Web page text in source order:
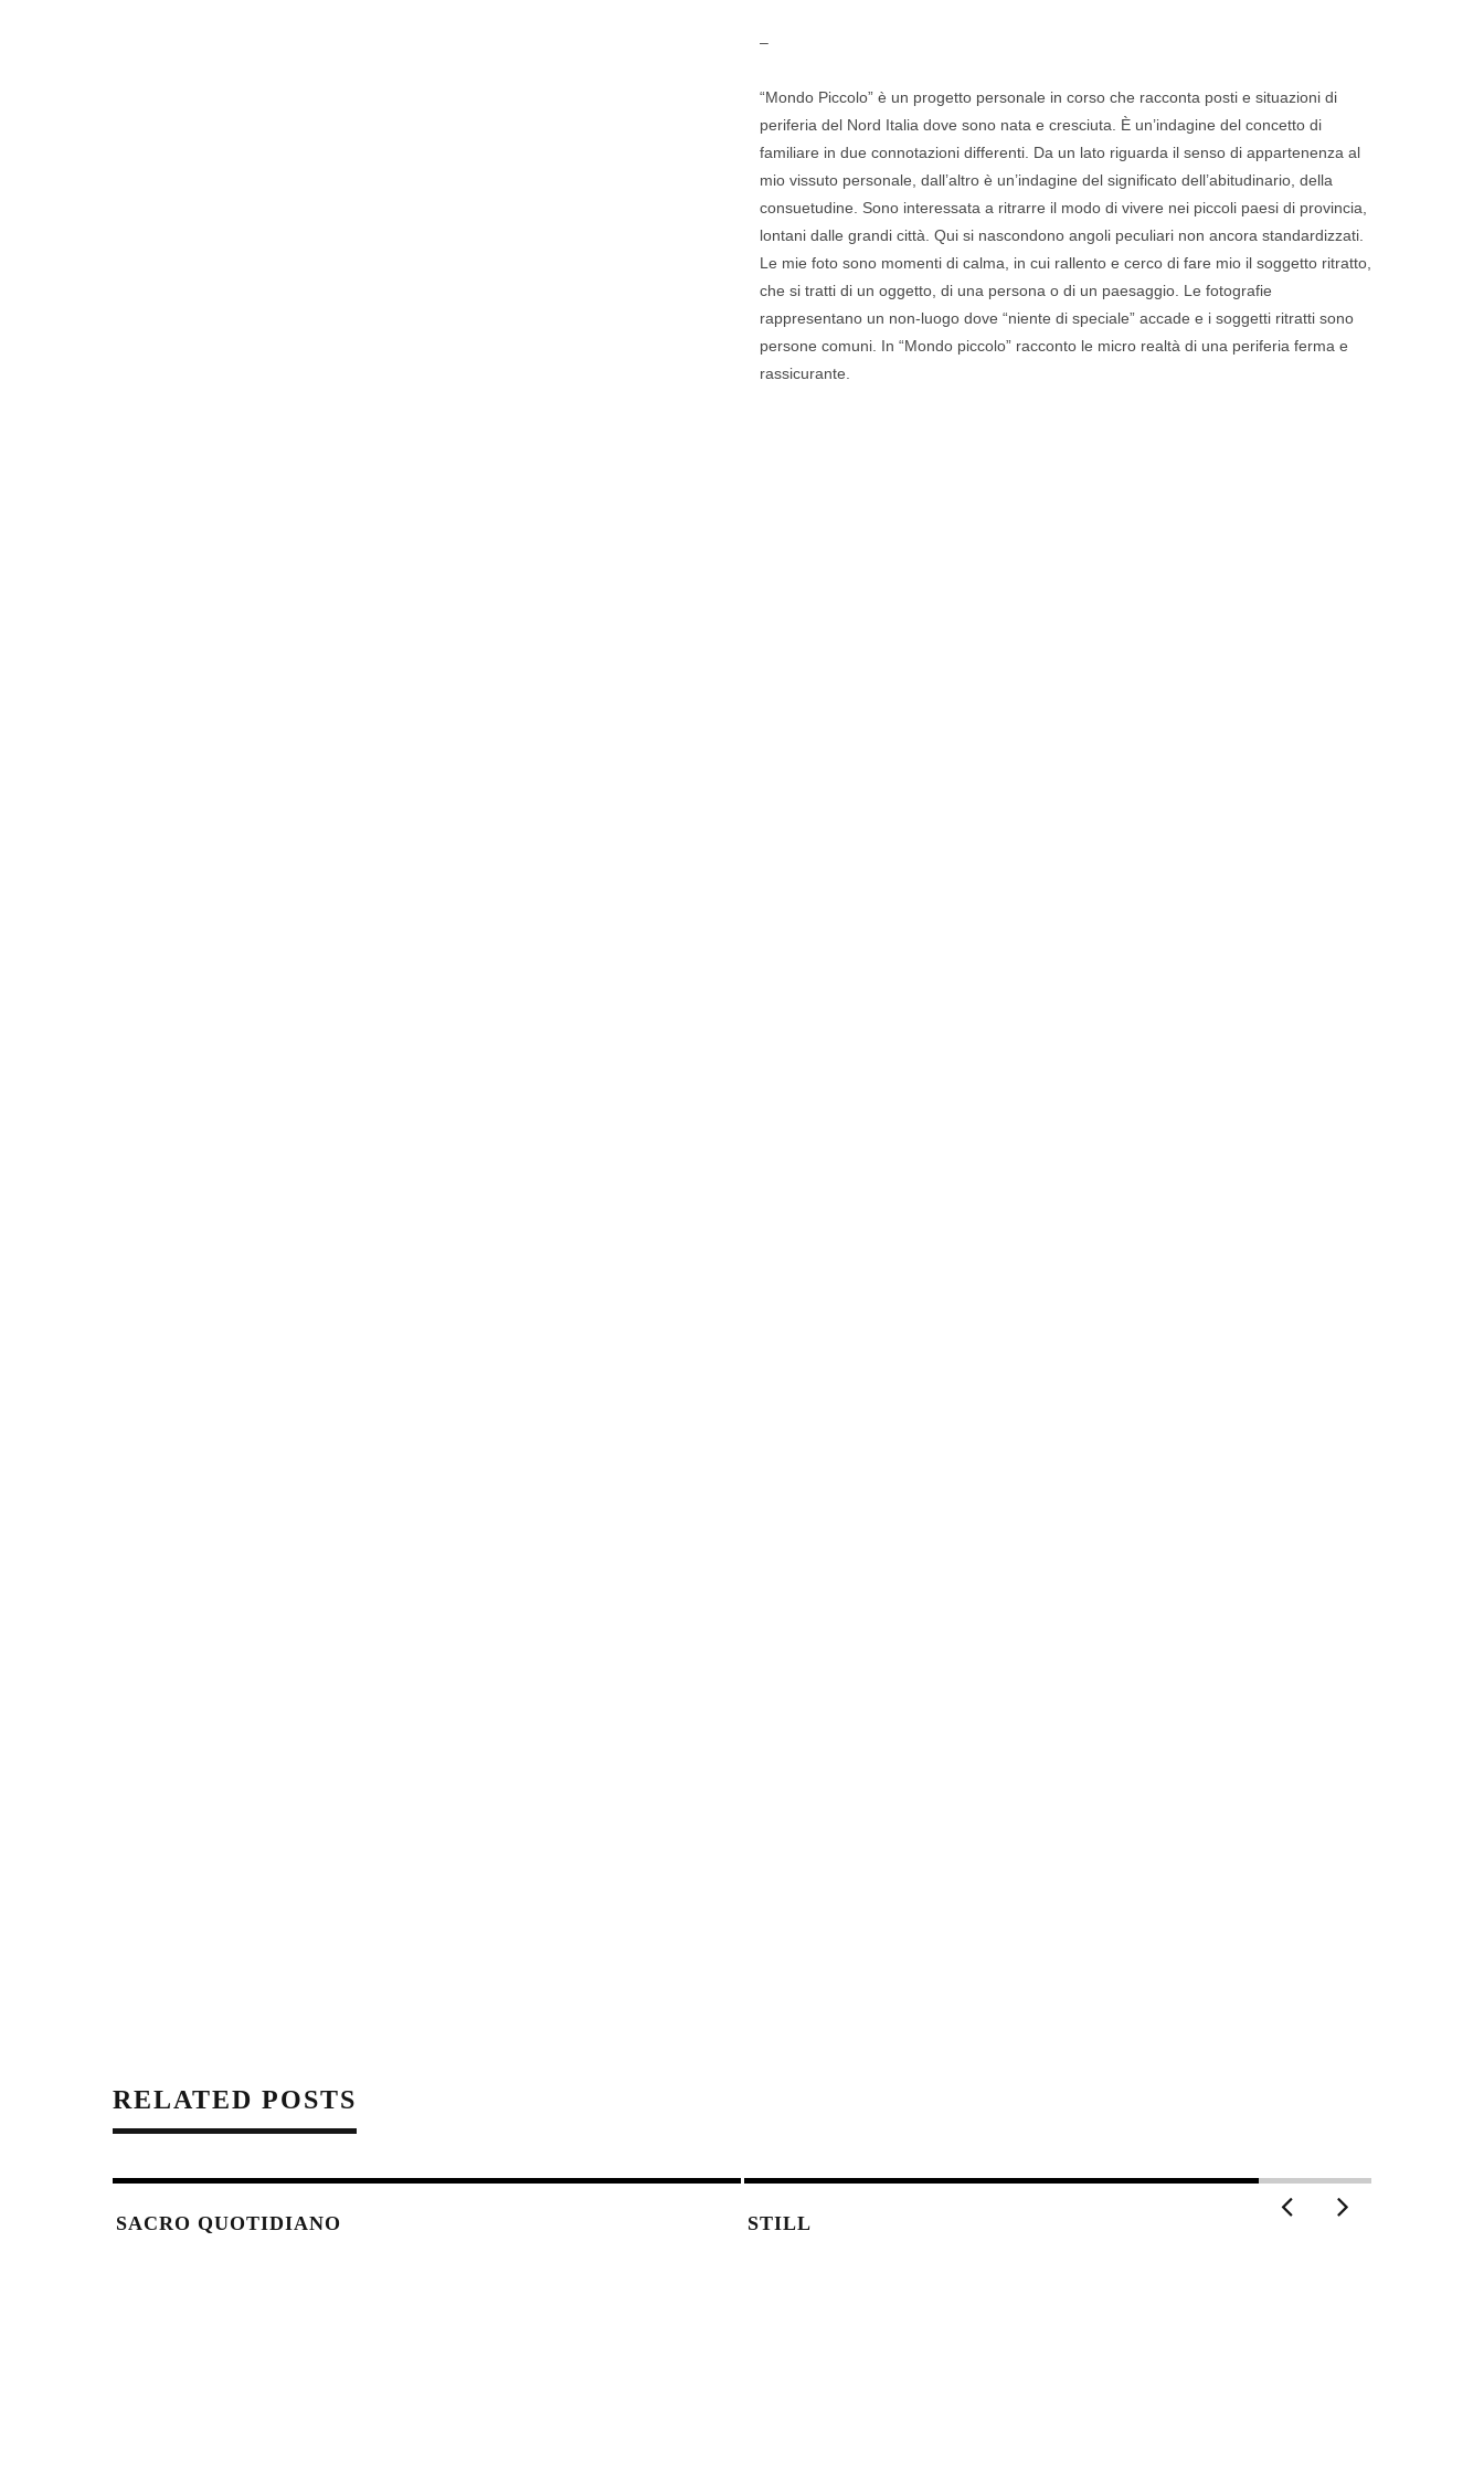
–
“Mondo Piccolo” è un progetto personale in corso che racconta posti e situazioni di
periferia del Nord Italia dove sono nata e cresciuta. È un’indagine del concetto di
familiare in due connotazioni differenti. Da un lato riguarda il senso di appartenenza al
mio vissuto personale, dall’altro è un’indagine del significato dell’abitudinario, della
consuetudine. Sono interessata a ritrarre il modo di vivere nei piccoli paesi di provincia,
lontani dalle grandi città. Qui si nascondono angoli peculiari non ancora standardizzati.
Le mie foto sono momenti di calma, in cui rallento e cerco di fare mio il soggetto ritratto,
che si tratti di un oggetto, di una persona o di un paesaggio. Le fotografie
rappresentano un non-luogo dove “niente di speciale” accade e i soggetti ritratti sono
persone comuni. In “Mondo piccolo” racconto le micro realtà di una periferia ferma e
rassicurante.
RELATED POSTS
SACRO QUOTIDIANO STILL